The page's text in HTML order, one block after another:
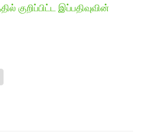
குறிப்பிட்ட இப்பதிவுவின்